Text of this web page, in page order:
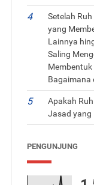
Setelah
yang
Lainnya
Saling
Bagaimana
Apakah
Jasad yang
PENGUNJUNG